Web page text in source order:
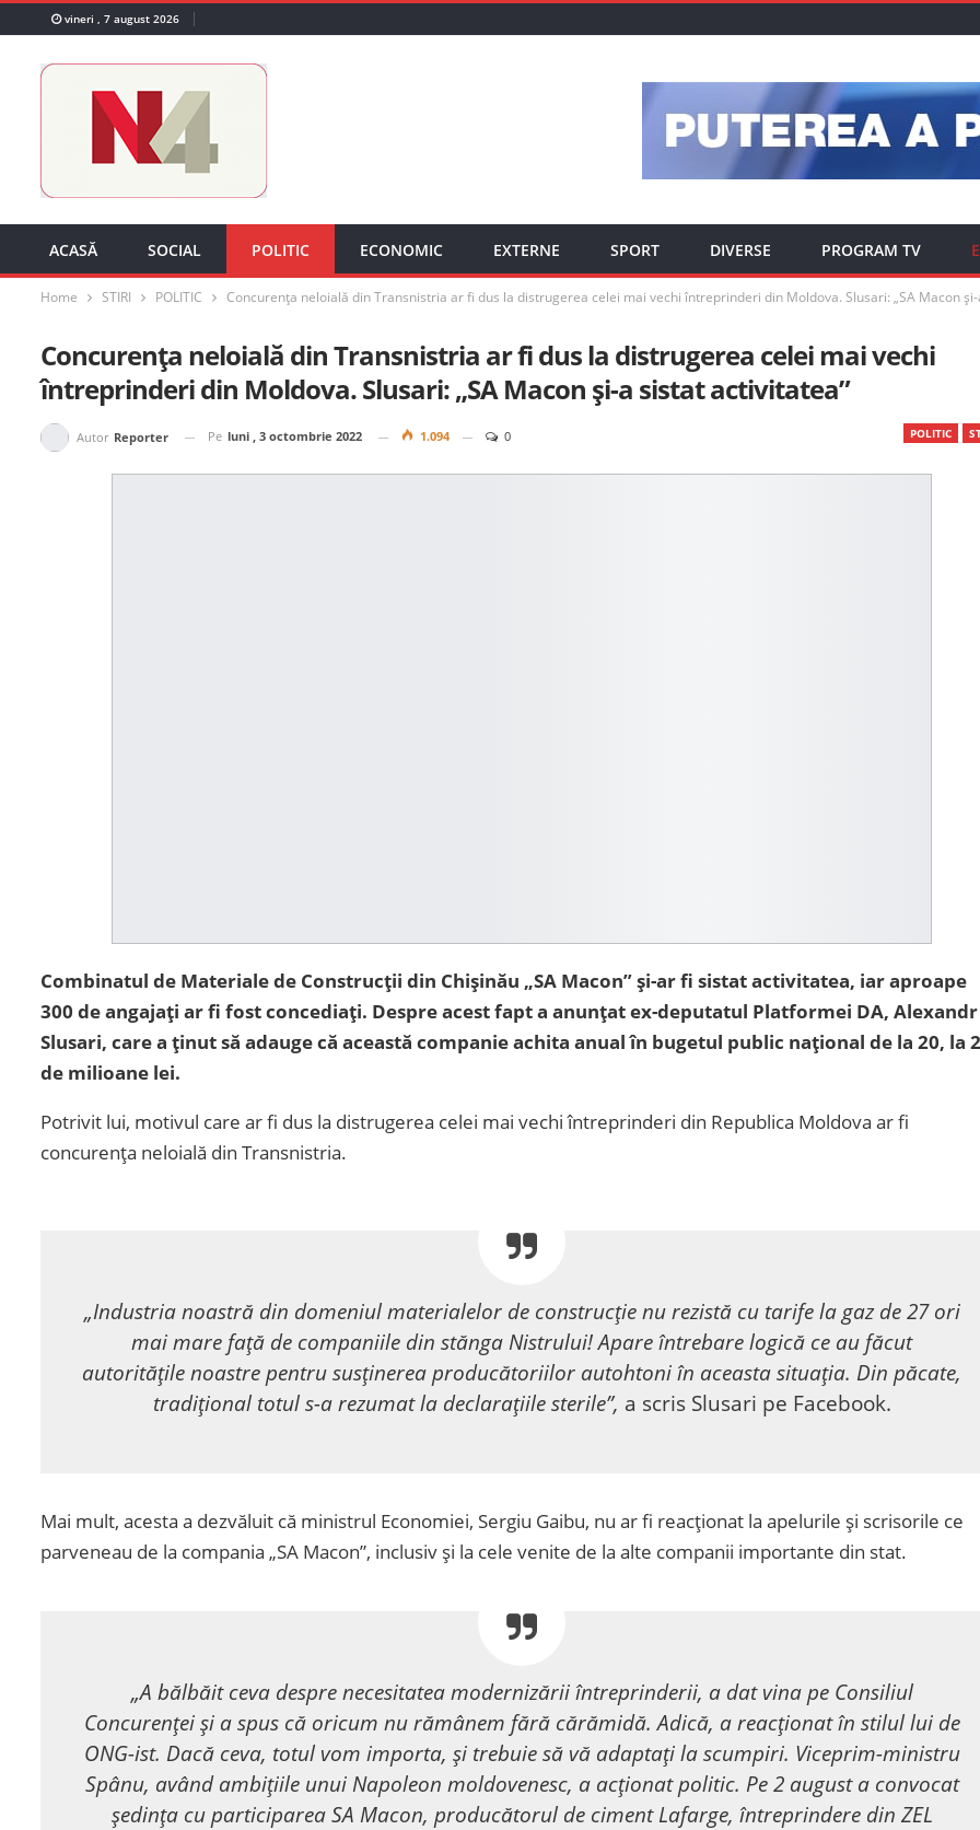
vineri , 7 august 2026
ACASĂ SOCIAL POLITIC ECONOMIC EXTERNE SPORT DIVERSE PROGRAM TV
Home STIRI POLITIC Concurența neloială din Transnistria ar fi dus la distrugerea celei mai vechi întreprinderi din Moldova. Slusari: „SA Macon
Concurența neloială din Transnistria ar fi dus la distrugerea celei mai vechi
întreprinderi din Moldova. Slusari: „SA Macon și-a sistat activitatea”
POLITIC
Autor Reporter Pe luni , 3 octombrie 2022 1.094 0
Combinatul de Materiale de Construcții din Chişinău „SA Macon” și-ar fi sistat activitatea, iar aproape
300 de angajați ar fi fost concediați. Despre acest fapt a anunțat ex-deputatul Platformei DA, Alexandr
Slusari, care a ținut să adauge că această companie achita anual în bugetul public național de la 20, la
de milioane lei.
Potrivit lui, motivul care ar fi dus la distrugerea celei mai vechi întreprinderi din Republica Moldova ar fi
concurența neloială din Transnistria.
„Industria noastră din domeniul materialelor de construcție nu rezistă cu tarife la gaz de 27 ori
mai mare față de companiile din stănga Nistrului! Apare întrebare logică ce au făcut
autoritățile noastre pentru susținerea producătoriilor autohtoni în aceasta situația. Din păcate,
tradițional totul s-a rezumat la declarațiile sterile”, a scris Slusari pe Facebook.
Mai mult, acesta a dezvăluit că ministrul Economiei, Sergiu Gaibu, nu ar fi reacționat la apelurile și scrisorile ce
parveneau de la compania „SA Macon”, inclusiv și la cele venite de la alte companii importante din stat.
„A bălbăit ceva despre necesitatea modernizării întreprinderii, a dat vina pe Consiliul
Concurenței și a spus că oricum nu rămânem fără cărămidă. Adică, a reacționat în stilul lui de
ONG-ist. Dacă ceva, totul vom importa, și trebuie să vă adaptați la scumpiri. Viceprim-ministru
Spânu, având ambițiile unui Napoleon moldovenesc, a acționat politic. Pe 2 august a convocat
ședința cu participarea SA Macon, producătorul de ciment Lafarge, întreprindere din ZEL